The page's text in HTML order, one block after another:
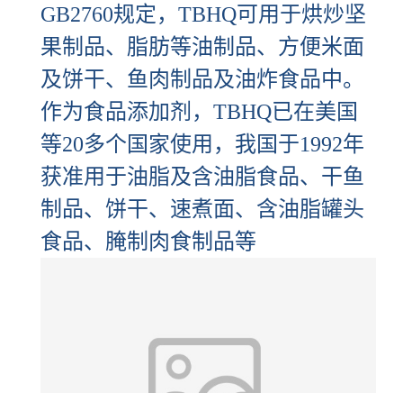
GB2760规定，TBHQ可用于烘炒坚
果制品、脂肪等油制品、方便米面
及饼干、鱼肉制品及油炸食品中。
作为食品添加剂，TBHQ已在美国
等20多个国家使用，我国于1992年
获准用于油脂及含油脂食品、干鱼
制品、饼干、速煮面、含油脂罐头
食品、腌制肉食制品等